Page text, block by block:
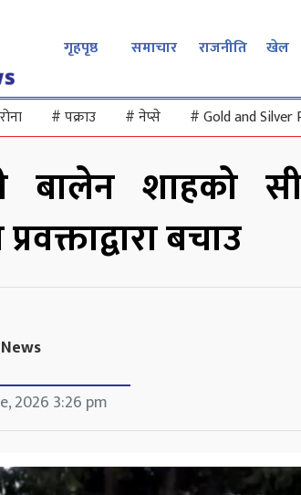
गृहपृष्ठ समाचार राजनीति खेल
#पक्राउ #नेप्से #Gold and Silver
बालेन शाहको
बचाउ
2026 3:26 pm